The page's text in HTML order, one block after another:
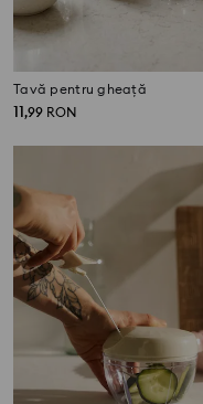
Tavă pentru gheață
11,99 RON